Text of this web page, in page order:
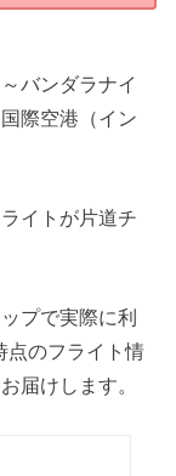
バンダラナイ
際空港（イン
イトが片道チ
プで実際に利
点のフライト情
届けします。